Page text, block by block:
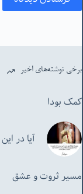
برخی نوشته‌های اخیر
کمک بودا
آیا در
مسیر ثروت و عشق